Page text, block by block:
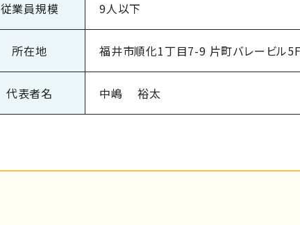
従業員規模 9人以下
所在地 福井市順化1丁目7-9 片町バレービル5F
代表者名 中嶋 裕太